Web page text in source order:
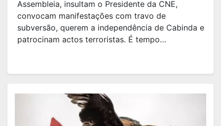
Assembleia, insultam o Presidente da CNE,
convocam manifestações com travo de
subversão, querem a independência de Cabinda e
patrocinam actos terroristas. É tempo…